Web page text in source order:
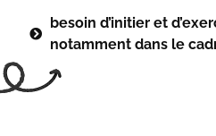
besoin d’initier et
notamment dans le